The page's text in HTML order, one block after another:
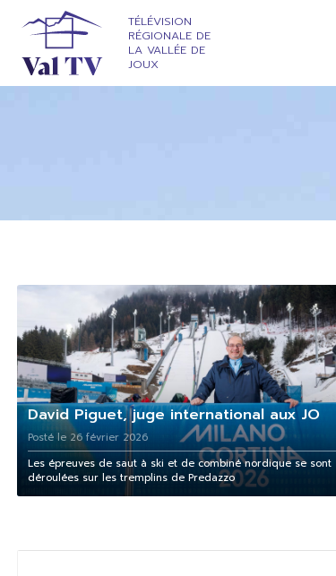
TÉLÉVISION
RÉGIONALE DE
LA VALLÉE DE
JOUX
David Piguet, juge international aux JO
Posté le 26 février 2026
Les épreuves de saut à ski et de combiné nordique se sont
déroulées sur les tremplins de Predazzo